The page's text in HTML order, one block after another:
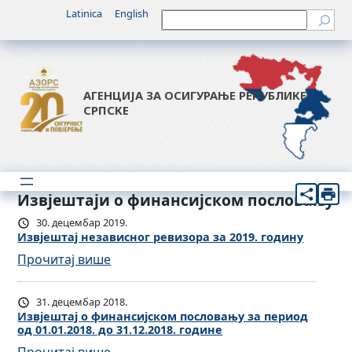
Latinica English Претрага
АГЕНЦИЈА ЗА ОСИГУРАЊЕ РЕПУБЛИКЕ
СРПСКЕ
Извјештаји о финансијском пословању
30. децембар 2019.
Извјештај независног ревизора за 2019. годину
Прочитај више:
И
з
в
ј
31. децембар 2018.
Извјештај о финансијском пословању за период
од 01.01.2018. до 31.12.2018. године